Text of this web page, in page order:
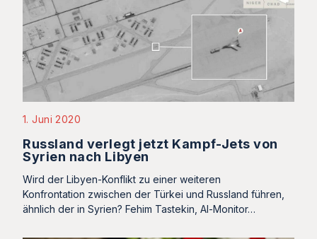
1. Juni 2020
Russland verlegt jetzt Kampf-Jets von
Syrien nach Libyen
Wird der Libyen-Konflikt zu einer weiteren
Konfrontation zwischen der Türkei und Russland führen,
ähnlich der in Syrien? Fehim Tastekin, Al-Monitor…